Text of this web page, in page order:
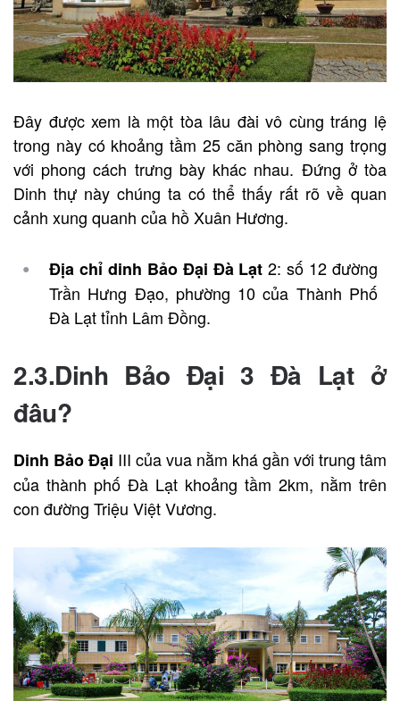
Đây được xem là một tòa lâu đài vô cùng tráng lệ
trong này có khoảng tầm 25 căn phòng sang trọng
với phong cách trưng bày khác nhau. Đứng ở tòa
Dinh thự này chúng ta có thể thấy rất rõ về quan
cảnh xung quanh của hồ Xuân Hương.
Địa chỉ dinh Bảo Đại Đà Lạt 2: số 12 đường
Trần Hưng Đạo, phường 10 của Thành Phố
Đà Lạt tỉnh Lâm Đồng.
2.3.Dinh Bảo Đại 3 Đà Lạt ở
đâu?
Dinh Bảo Đại III của vua nằm khá gần với trung tâm
của thành phố Đà Lạt khoảng tầm 2km, nằm trên
con đường Triệu Việt Vương.